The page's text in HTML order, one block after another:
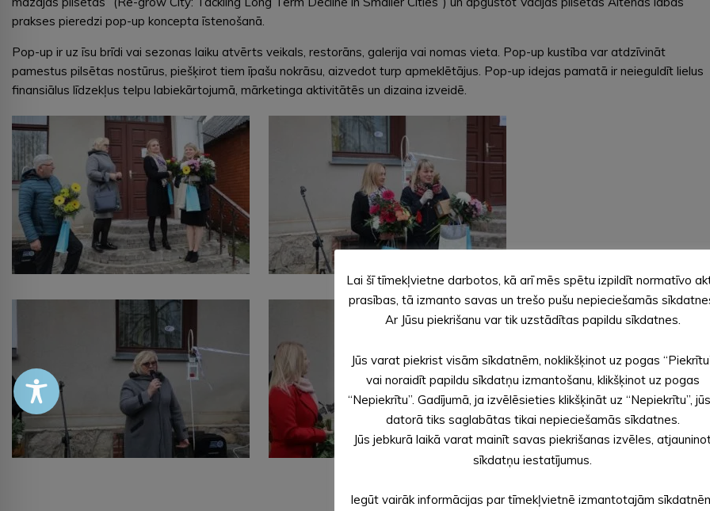
prakses pieredzi pop-up koncepta īstenošanā.
Pop-up ir uz īsu brīdi vai sezonas laiku atvērts veikals, restorāns, galerija vai nomas vieta. Pop-up kustība var atdzīvināt
pamestus pilsētas nostūrus, piešķirot tiem īpašu nokrāsu, aizvedot turp apmeklētājus. Pop-up idejas pamatā ir neieguldīt lielus
finansiālus līdzekļus telpu labiekārtojumā, mārketinga aktivitātēs un dizaina izveidē.
Lai šī tīmekļvietne darbotos, kā arī mēs spētu izpildīt normatīvo
prasības, tā izmanto savas un trešo pušu nepieciešamās
Ar Jūsu piekrišanu var tik uzstādītas papildu sīkdatnes.
Jūs varat piekrist visām sīkdatnēm, noklikšķinot uz pogas
vai noraidīt papildu sīkdatņu izmantošanu, klikšķinot uz pogas
“Nepiekrītu”. Gadījumā, ja izvēlēsieties klikšķināt uz “Nepiekrītu”,
datorā tiks saglabātas tikai nepieciešamās sīkdatnes.
Jūs jebkurā laikā varat mainīt savas piekrišanas izvēles,
sīkdatņu iestatījumus.
Iegūt vairāk informācijas par tīmekļvietnē izmantotajām